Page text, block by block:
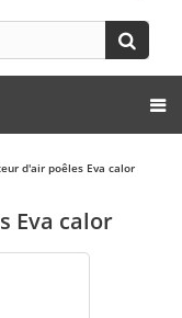
d'air poêles Eva calor
Eva calor